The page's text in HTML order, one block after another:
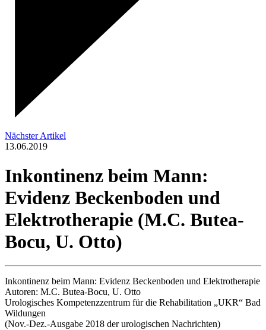
Nächster Artikel
13.06.2019
Inkontinenz beim Mann:
Evidenz Beckenboden und
Elektrotherapie (M.C. Butea-
Bocu, U. Otto)
Inkontinenz beim Mann: Evidenz Beckenboden und Elektrotherapie
Autoren: M.C. Butea-Bocu, U. Otto
Urologisches Kompetenzzentrum für die Rehabilitation „UKR“ Bad
Wildungen
(Nov.-Dez.-Ausgabe 2018 der urologischen Nachrichten)